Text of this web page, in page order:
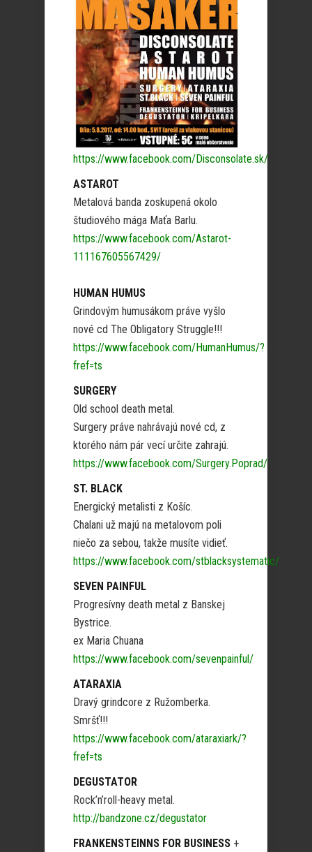
https://www.facebook.com/Disconsolate.sk/
ASTAROT
Metalová banda zoskupená okolo
študiového mága Maťa Barlu.
https://www.facebook.com/Astarot-
111167605567429/
HUMAN HUMUS
Grindovým humusákom práve vyšlo
nové cd The Obligatory Struggle!!!
https://www.facebook.com/HumanHumus/?
fref=ts
SURGERY
Old school death metal.
Surgery práve nahrávajú nové cd, z
ktorého nám pár vecí určite zahrajú.
https://www.facebook.com/Surgery.Poprad/
ST. BLACK
Energický metalisti z Košíc.
Chalani už majú na metalovom poli
niečo za sebou, takže musíte vidieť.
https://www.facebook.com/stblacksystematic/
SEVEN PAINFUL
Progresívny death metal z Banskej
Bystrice.
ex Maria Chuana
https://www.facebook.com/sevenpainful/
ATARAXIA
Dravý grindcore z Ružomberka.
Smršť!!!
https://www.facebook.com/ataraxiark/?
fref=ts
DEGUSTATOR
Rock’n’roll-heavy metal.
http://bandzone.cz/degustator
FRANKENSTEINNS FOR BUSINESS +